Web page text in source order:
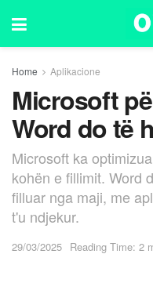
Home Aplikacione
Microsoft
Word do të
Microsoft ka
kohën e fillimit. Word
filluar nga maji, me
t'u ndjekur.
29/03/2025 Reading Time: 2